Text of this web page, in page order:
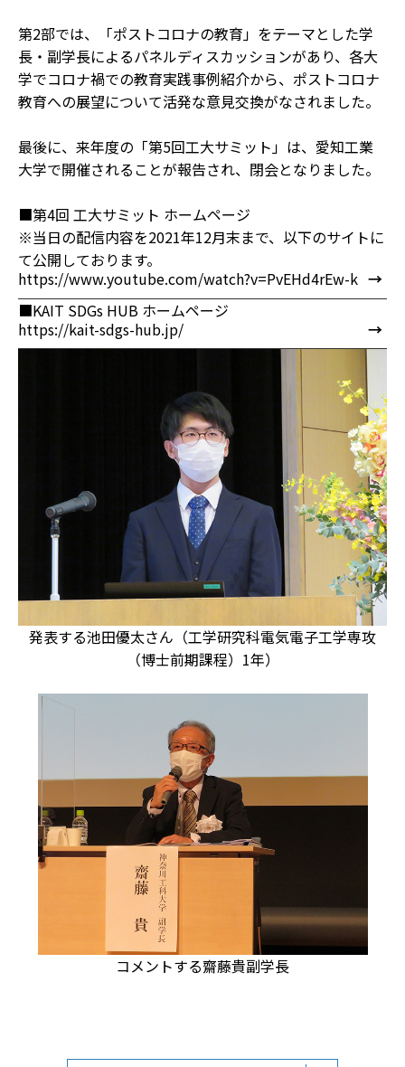
第2部では、「ポストコロナの教育」をテーマとした学
長・副学長によるパネルディスカッションがあり、各大
学でコロナ禍での教育実践事例紹介から、ポストコロナ
教育への展望について活発な意見交換がなされました。
最後に、来年度の「第5回工大サミット」は、愛知工業
大学で開催されることが報告され、閉会となりました。
■第4回 工大サミット ホームページ
※当日の配信内容を2021年12月末まで、以下のサイトに
て公開しております。
https://www.youtube.com/watch?v=PvEHd4rEw-k →
■KAIT SDGs HUB ホームページ
https://kait-sdgs-hub.jp/
→
発表する池田優太さん（工学研究科電気電子工学専攻
（博士前期課程）1年）
コメントする齋藤貴副学長